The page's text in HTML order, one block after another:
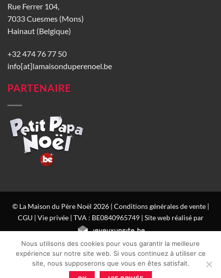
Rue Ferrer 104,
7033 Cuesmes (Mons)
Hainaut (Belgique)
+32 474 76 77 50
info[at]lamaisonduperenoel.be
PARTENAIRE
© La Maison du Père Noël 2026 | Conditions générales de vente|
CGU| Vie privée| TVA : BE0840965749 | Site web réalisé par
Nous utilisons des cookies pour vous garantir la meilleure
expérience sur notre site web. Si vous continuez à utiliser ce
site, nous supposerons que vous en êtes satisfait.